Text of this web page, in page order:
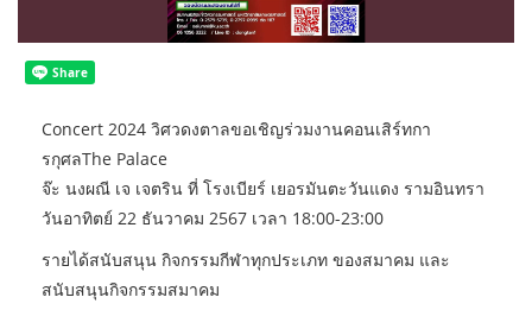
Concert 2024 วิศวดงตาลขอเชิญร่วมงานคอนเสิร์ทกา
รกุศลThe Palace
จ๊ะ นงผณี เจ เจตริน ที่ โรงเบียร์ เยอรมันตะวันแดง รามอินทรา
วันอาทิตย์ 22 ธันวาคม 2567 เวลา 18:00-23:00
รายได้สนับสนุน กิจกรรมกีฬาทุกประเภท ของสมาคม และ
สนับสนุนกิจกรรมสมาคม